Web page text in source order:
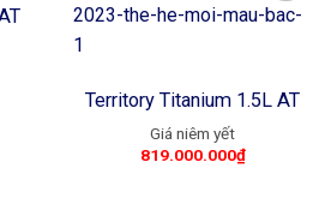
Territory Titanium 1.5L AT
819.000.000₫